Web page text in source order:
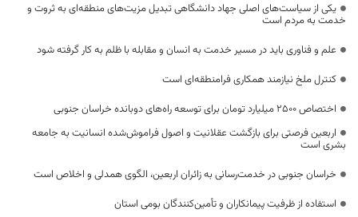
یکی از سیاست‌های اصلی جهاد دانشگاهی تبدیل مزیت‌های منطقه‌ای به ثروت و
خدمت به مردم است
علم و فناوری باید در مسیر خدمت به انسان و مقابله با ظلم به کار گرفته شود
کنترل ملخ نیازمند همکاری فرامنطقه‌ای است
اختصاص 2500 میلیارد تومان برای توسعه راه‌های دوبانده خراسان جنوبی
اربعین فرصتی برای بازگشت عقلانیت و اصول فراموش‌شده انسانیت به جامعه
بشری است
خراسان جنوبی در خدمت‌رسانی به زائران اربعین، الگوی همدلی و اخلاص است
استفاده از ظرفیت پیمانکاران و تأمین‌کنندگان بومی استان